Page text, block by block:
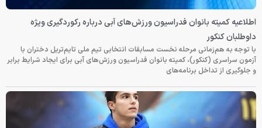
اطلاعیه کمیته بانوان فدراسیون ورزش‌های آبی درباره رکوردگیری ویژه
داوطلبان کنکور
با توجه به هم‌زمانی مرحله نخست مسابقات انتخابی تیم ملی تایم‌تریل دختران با
آزمون سراسری (کنکور)، کمیته بانوان فدراسیون ورزش‌های آبی برای ایجاد شرایط برابر
و جلوگیری از تداخل برنامه‌های